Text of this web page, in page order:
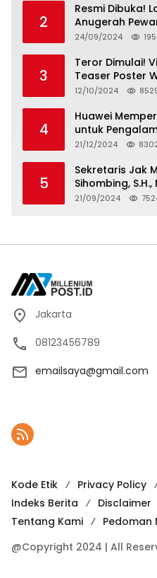
2
Resmi Dibuka!
Anugerah
Berkarya,
24/09/2024
3
Teror Dimulai!
Teaser Poster
Tayang di
12/10/2024
4
Huawei
untuk
dengan Layar
Standar Baru
Saja
21/12/2024
5
Sekretaris Jak
Sihombing,
DKI Jakarta
21/09/2024
Jakarta
08123456789
emailsaya@gmail.com
Kode Etik Privacy Policy
Indeks Berita
Disclaimer
Tentang Kami
Pedoman
@Copyright 2024 | All